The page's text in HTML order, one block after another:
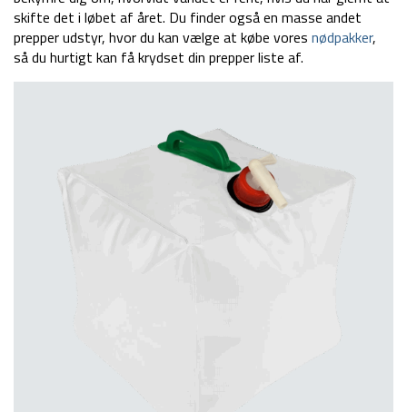
skifte det i løbet af året. Du finder også en masse andet
prepper udstyr, hvor du kan vælge at købe vores nødpakker,
så du hurtigt kan få krydset din prepper liste af.